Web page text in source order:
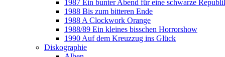
1987 Ein bunter Abend für eine schwarze
1988 Bis zum bitteren Ende
1988 A Clockwork Orange
1988/89 Ein kleines bisschen Horrorshow
1990 Auf dem Kreuzzug ins Glück
Diskographie